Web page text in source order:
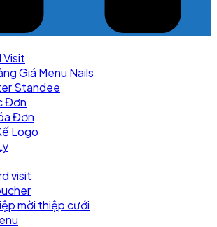
Visit
Giá Menu Nails
Standee
Đơn
Đơn
Logo
visit
mời thiệp cưới